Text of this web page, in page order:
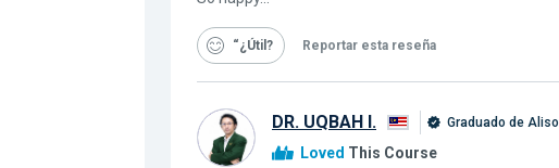
“¿Útil Reportar esta reseña
DR. UQBAH I. Graduado de
Loved This Course